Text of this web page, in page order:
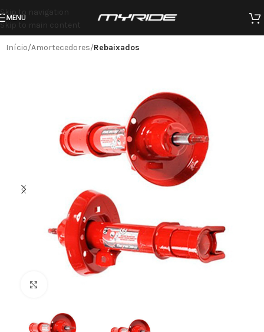
Skip to navigation
Skip to main content
MENU
Início Amortecedores Rebaixados